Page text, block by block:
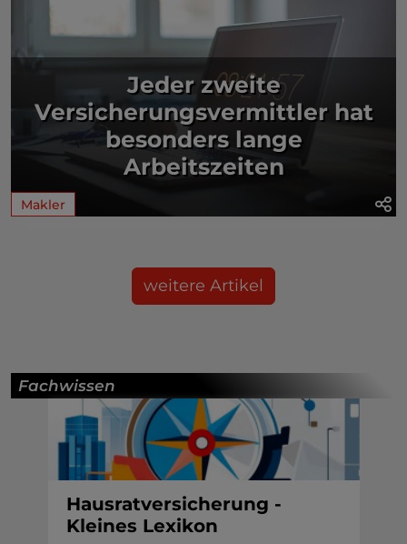
Jeder zweite
Versicherungsvermittler hat
besonders lange
Arbeitszeiten
Makler
weitere Artikel
Fachwissen
Hausratversicherung -
Kleines Lexikon